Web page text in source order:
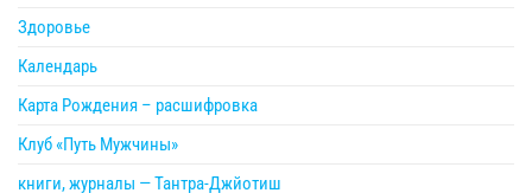
Здоровье
Календарь
Карта Рождения – расшифровка
Клуб «Путь Мужчины»
книги, журналы — Тантра-Джйотиш